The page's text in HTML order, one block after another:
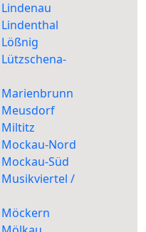
Nord
Süd
/